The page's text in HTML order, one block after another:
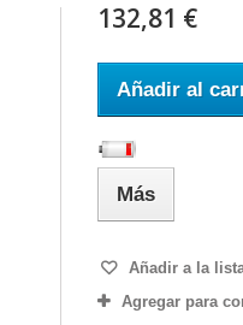
132,81 €
Añadir al
Más
Añadir a la
Agregar para